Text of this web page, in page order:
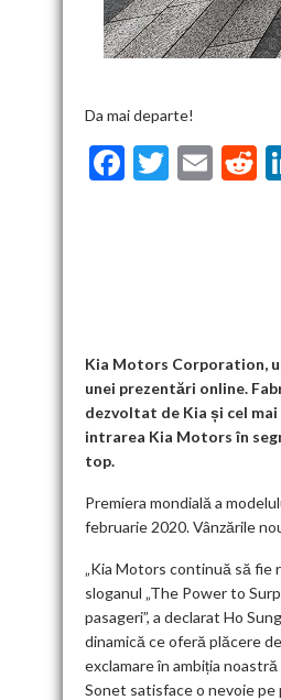
Da mai departe!
F
k
T
E
R
Kia Motors Corporation,
unei prezentări online.
dezvoltat de Kia și cel
intrarea Kia Motors în
top.
Premiera mondială a
februarie 2020. Vânzările
„Kia Motors continuă să fie
sloganul „The Power to
pasageri”, a declarat Ho
dinamică ce oferă plăcere
exclamare în ambiția
Sonet satisface o nevoie pe